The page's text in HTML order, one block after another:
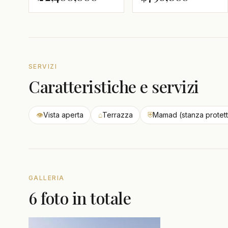
SERVIZI
Caratteristiche e servizi
👁Vista aperta ⌂Terrazza ⛨Mamad (stanza
GALLERIA
6 foto in totale